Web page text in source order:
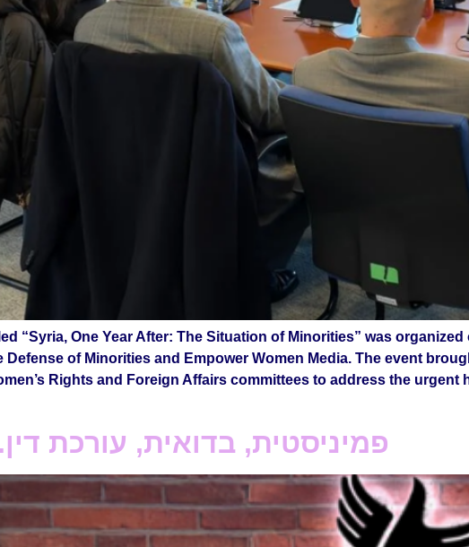
“Syria, One Year After: The Situation of Minorities” was
of Minorities and Empower Women Media. The event
Rights and Foreign Affairs committees to address the
פמיניסטית, בדואית, עורכת